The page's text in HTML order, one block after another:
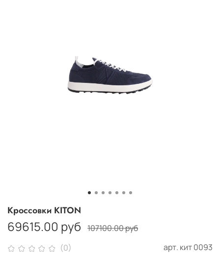
(0) арт. кит 0093
Кроссовки KITON
69615.00 руб 107100.00 руб